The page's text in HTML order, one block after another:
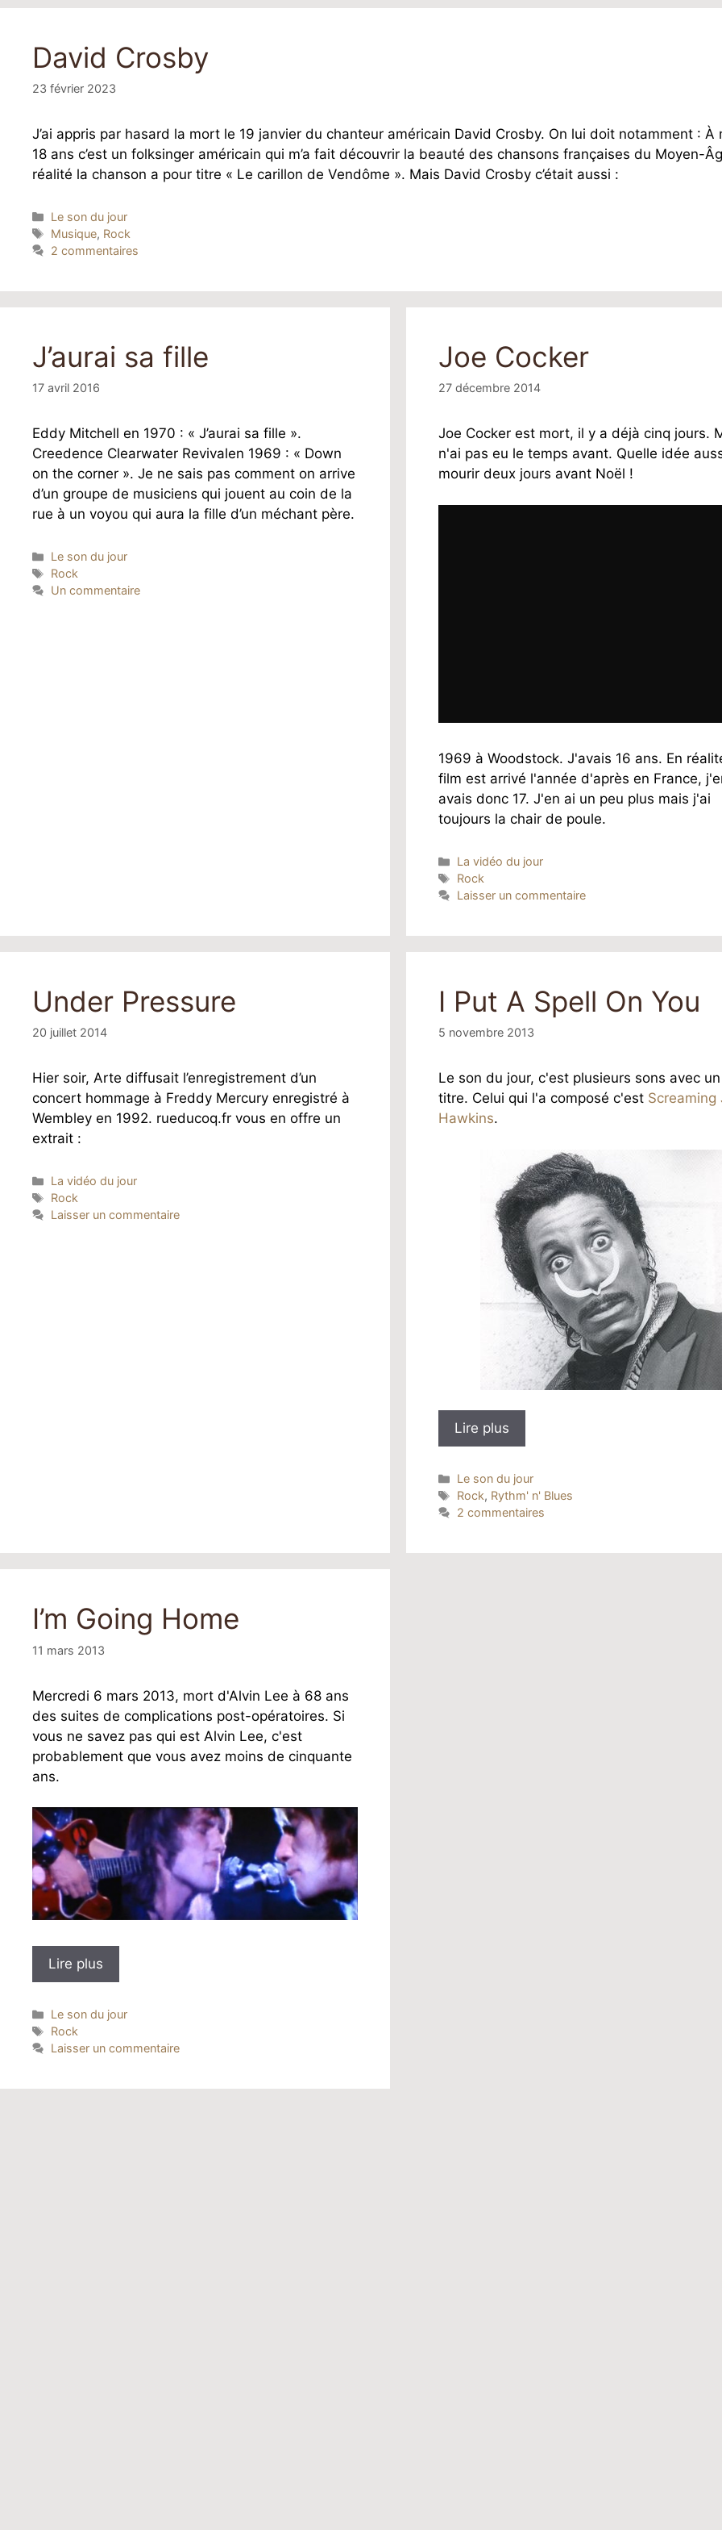
David Crosby
23 février 2023
J’ai appris par hasard la mort le 19 janvier du chanteur américain David Crosby. On lui doit notamment : À
18 ans c’est un folksinger américain qui m’a fait découvrir la beauté des chansons françaises du Moyen-
réalité la chanson a pour titre « Le carillon de Vendôme ». Mais David Crosby c’était aussi :
Catégories
Le son du jour
Étiquettes
Musique, Rock
2 commentaires
J’aurai sa fille
17 avril 2016
Eddy Mitchell en 1970 : « J’aurai sa fille ».
Creedence Clearwater Revivalen 1969 : « Down
on the corner ». Je ne sais pas comment on arrive
d’un groupe de musiciens qui jouent au coin de la
rue à un voyou qui aura la fille d’un méchant père.
Catégories
Le son du jour
Étiquettes
Rock
Un commentaire
Joe Cocker
27 décembre 2014
Joe Cocker est mort, il y a déjà cinq jours.
n'ai pas eu le temps avant. Quelle idée
mourir deux jours avant Noël !
1969 à Woodstock. J'avais 16 ans. En
film est arrivé l'année d'après en France,
avais donc 17. J'en ai un peu plus mais j'ai
toujours la chair de poule.
Catégories
La vidéo du jour
Étiquettes
Rock
Laisser un commentaire
Under Pressure
20 juillet 2014
Hier soir, Arte diffusait l’enregistrement d’un
concert hommage à Freddy Mercury enregistré à
Wembley en 1992. rueducoq.fr vous en offre un
extrait :
Catégories
La vidéo du jour
Étiquettes
Rock
Laisser un commentaire
I Put A Spell On You
5 novembre 2013
Le son du jour, c'est plusieurs sons avec
titre. Celui qui l'a composé c'est Screaming
Hawkins.
Lire plus
Catégories
Le son du jour
Étiquettes
Rock, Rythm' n' Blues
2 commentaires
I’m Going Home
11 mars 2013
Mercredi 6 mars 2013, mort d'Alvin Lee à 68 ans
des suites de complications post-opératoires. Si
vous ne savez pas qui est Alvin Lee, c'est
probablement que vous avez moins de cinquante
ans.
Lire plus
Catégories
Le son du jour
Étiquettes
Rock
Laisser un commentaire